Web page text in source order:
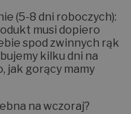
(5-8 dni roboczych):
musi dopiero
spod zwinnych rąk
kilku dni na
jak gorący mamy
na wczoraj?